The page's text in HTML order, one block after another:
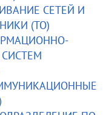
СЕТЕЙ И
(ТО)